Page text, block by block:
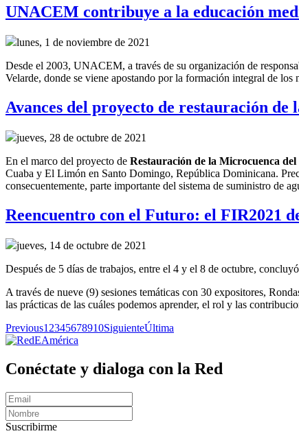
UNACEM contribuye a la educación
lunes, 1 de noviembre de 2021
Desde el 2003, UNACEM, a través de su organización de
Velarde, donde se viene apostando por la formación integral de los
Avances del proyecto de restauración
jueves, 28 de octubre de 2021
En el marco del proyecto de Restauración de la Microcuenca
Cuaba y El Limón en Santo Domingo, República Dominicana.
consecuentemente, parte importante del sistema de suministro de
Reencuentro con el Futuro: el FIR2021
jueves, 14 de octubre de 2021
Después de 5 días de trabajos, entre el 4 y el 8 de octubre,
A través de nueve (9) sesiones temáticas con 30 expositores,
las prácticas de las cuáles podemos aprender, el rol y las
Previous1 2345678910SiguienteÚltima
Conéctate y dialoga con la Red
Suscribirme